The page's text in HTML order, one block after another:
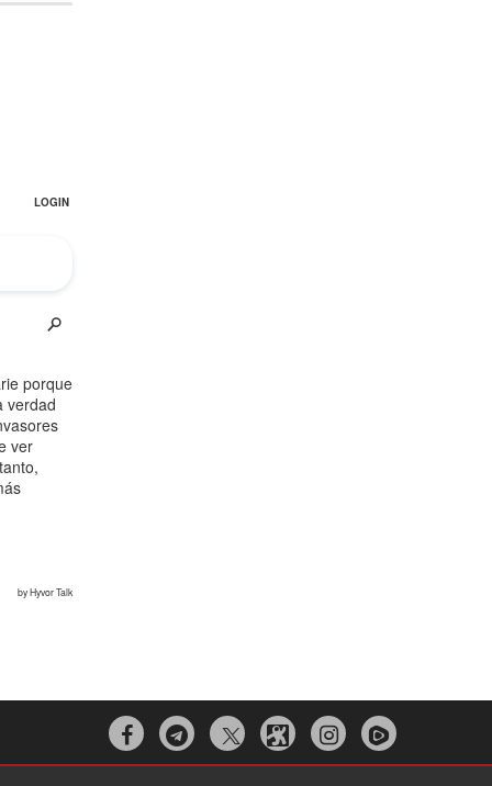
  